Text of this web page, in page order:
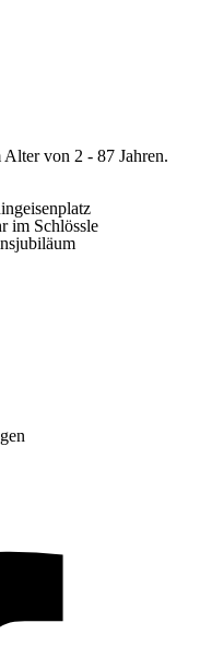
von 2 - 87 Jahren.
im Schlössle